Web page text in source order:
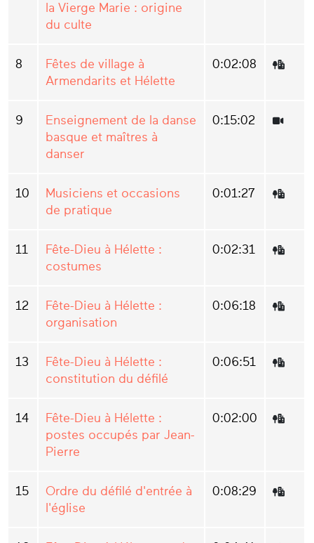
la Vierge Marie : origine
du culte
8
Fêtes de village à
Armendarits et Hélette
0:02:08
9
Enseignement de la danse
basque et maîtres à
danser
0:15:02
10
Musiciens et occasions
de pratique
0:01:27
11
Fête-Dieu à Hélette :
costumes
0:02:31
12
Fête-Dieu à Hélette :
organisation
0:06:18
13
Fête-Dieu à Hélette :
constitution du défilé
0:06:51
14
Fête-Dieu à Hélette :
postes occupés par Jean-
Pierre
0:02:00
15
Ordre du défilé d'entrée à
l'église
0:08:29